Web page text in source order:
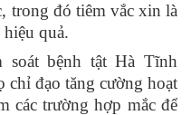
trong đó tiêm vắc xin là
quả.
soát bệnh tật Hà Tĩnh
chỉ đạo tăng cường hoạt
các trường hợp mắc để